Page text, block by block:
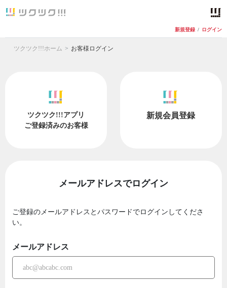
新規登録 / ログイン
ツクツク!!!ホーム お客様ログイン
ツクツク!!!アプリ
ご登録済みのお客様
新規会員登録
メールアドレスでログイン
ご登録のメールアドレスとパスワードでログインしてくださ
い。
メールアドレス